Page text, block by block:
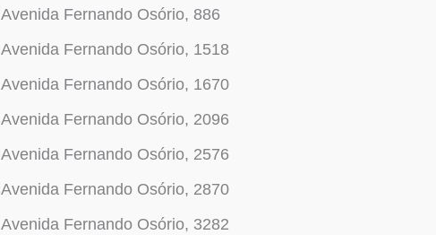
Avenida Fernando Osório, 886
Avenida Fernando Osório, 1518
Avenida Fernando Osório, 1670
Avenida Fernando Osório, 2096
Avenida Fernando Osório, 2576
Avenida Fernando Osório, 2870
Avenida Fernando Osório, 3282